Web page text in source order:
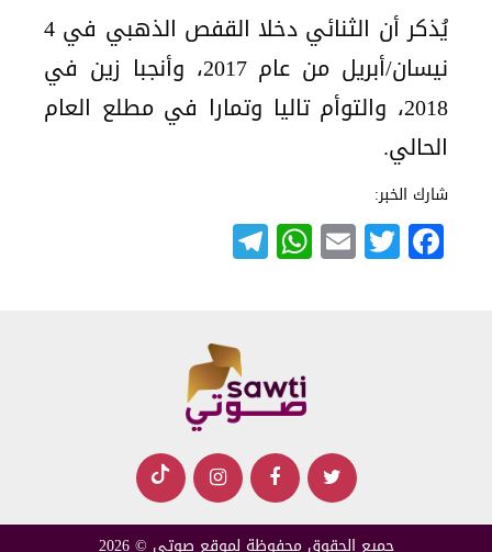
يُذكر أن الثنائي دخلا القفص الذهبي في 4
نيسان/أبريل من عام 2017، وأنجبا زين في
2018، والتوأم تاليا وتمارا في مطلع العام
الحالي.
شارك الخبر:
Facebook
Twitter
Email
WhatsApp
جميع الحقوق محفوظة لموقع صوتي © 2026